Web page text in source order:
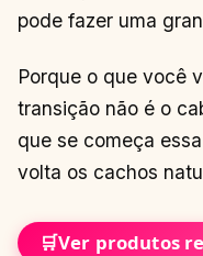
pode fazer uma
Porque o que você
transição não é o
que se começa
volta os cachos
🛒Ver produtos